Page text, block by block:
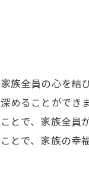
族全員の心を結
めることができ
とで、家族全員
とで、家族の幸